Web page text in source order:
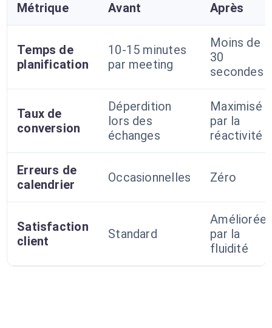
Métrique Avant Après
Temps de
planification
10-15 minutes
par meeting
Moins de
30
secondes
Taux de
conversion
Déperdition
lors des
échanges
Maximisé
par la
réactivité
Erreurs de
calendrier
Occasionnelles Zéro
Satisfaction
client
Standard
Améliorée
par la
fluidité